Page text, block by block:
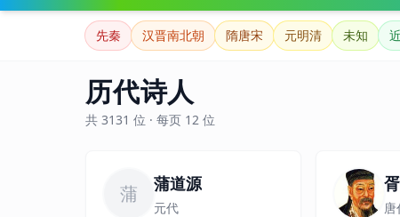
先秦 汉晋南北朝 隋唐宋 元明清 未知
历代诗人
共 3131 位 · 每页 12 位
蒲 蒲道源
元代 唐